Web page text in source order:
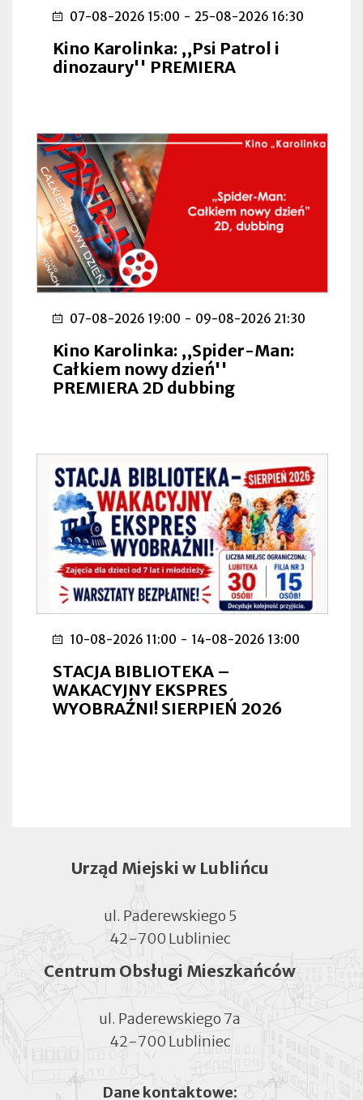
07-08-2026 15:00 - 25-08-2026 16:30
Kino Karolinka: ,,Psi Patrol i
dinozaury'' PREMIERA
07-08-2026 19:00 - 09-08-2026 21:30
Kino Karolinka: ,,Spider-Man:
Całkiem nowy dzień''
PREMIERA 2D dubbing
10-08-2026 11:00 - 14-08-2026 13:00
STACJA BIBLIOTEKA –
WAKACYJNY EKSPRES
WYOBRAŹNI! SIERPIEŃ 2026
Urząd Miejski w Lublińcu
ul. Paderewskiego 5
42-700 Lubliniec
Centrum Obsługi Mieszkańców
ul. Paderewskiego 7a
42-700 Lubliniec
Dane kontaktowe: